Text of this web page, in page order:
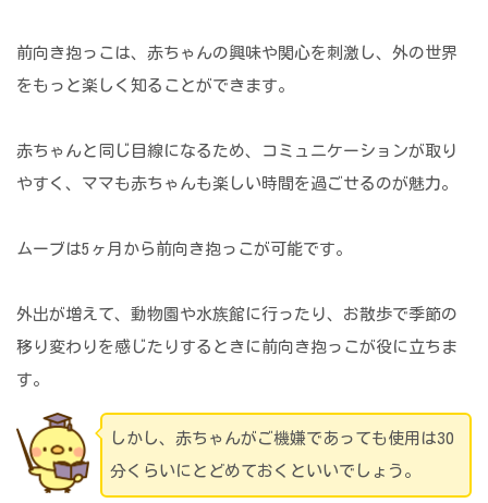
前向き抱っこは、赤ちゃんの興味や関心を刺激し、外の世界
をもっと楽しく知ることができます。
赤ちゃんと同じ目線になるため、コミュニケーションが取り
やすく、ママも赤ちゃんも楽しい時間を過ごせるのが魅力。
ムーブは5ヶ月から前向き抱っこが可能です。
外出が増えて、動物園や水族館に行ったり、お散歩で季節の
移り変わりを感じたりするときに前向き抱っこが役に立ちま
す。
しかし、赤ちゃんがご機嫌であっても使用は30
分くらいにとどめておくといいでしょう。